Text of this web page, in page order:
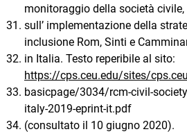
monitoraggio della società civile,
sull’ implementazione della
inclusione Rom, Sinti e
in Italia. Testo reperibile al sito:
https://cps.ceu.edu/sites/
basicpage/3034/rcm-civil-
italy-2019-eprint-it.pdf
(consultato il 10 giugno 2020).